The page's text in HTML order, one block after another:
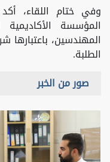
وفي ختام اللقاء،
المؤسسة
المهندسين،
الطلبة.
صور من الخبر